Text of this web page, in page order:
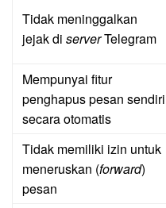
Tidak meninggalkan
jejak di serverTelegram
Mempunyai fitur
penghapus pesan sendiri
secara otomatis
Tidak memiliki izin untuk
meneruskan (forward)
pesan